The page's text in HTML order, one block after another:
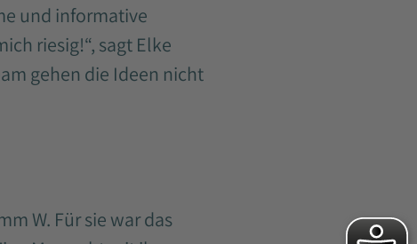
und informative
riesig!“, sagt Elke
gehen die Ideen nicht
W. Für sie war das